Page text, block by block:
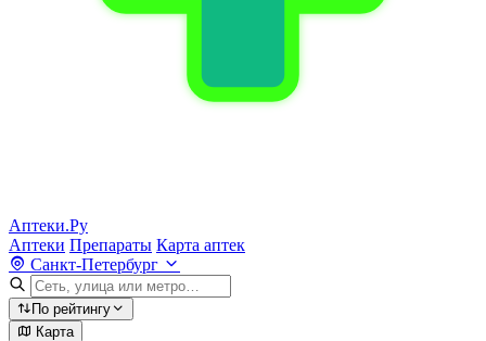
Аптеки.Ру
Аптеки Препараты Карта аптек
Санкт-Петербург
По рейтингу
Карта